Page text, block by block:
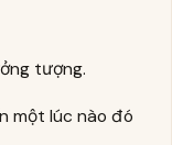
tượng.
một lúc nào đó